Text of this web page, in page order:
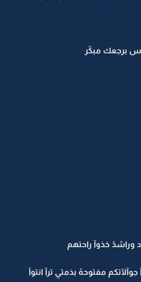
برجعك مبكًر
وراشدً خذوآ راحتهم
مفتوحهً بذمتي ترآ انتوآ